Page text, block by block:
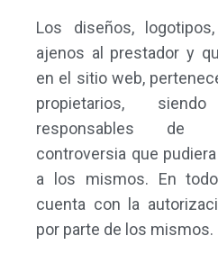
Los diseños,
ajenos al prestador y
en el sitio web,
propietarios,
responsables de
controversia que
a los mismos. En
cuenta con la
por parte de los mismos.